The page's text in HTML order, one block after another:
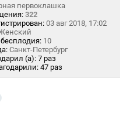
первоклашка
322
03 авг 2018, 17:02
10
Санкт-Петербург
(а): 7 раз
47 раз